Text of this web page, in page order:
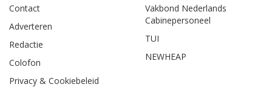
Contact
Adverteren
Redactie
Colofon
Privacy & Cookiebeleid
Vakbond Nederlands
Cabinepersoneel
TUI
NEWHEAP